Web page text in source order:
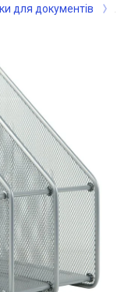
для документів